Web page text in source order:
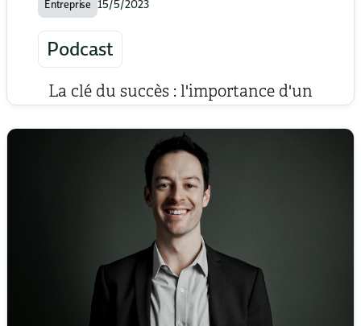
Entreprise 15/5/2023
Podcast
La clé du succès : l'importance d'un